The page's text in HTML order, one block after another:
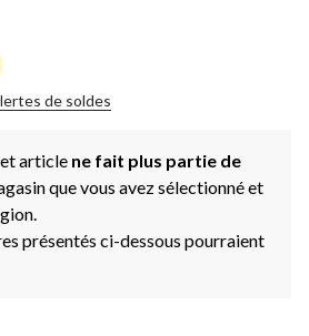
de soldes
article ne fait plus partie de
que vous avez sélectionné et
présentés ci-dessous pourraient